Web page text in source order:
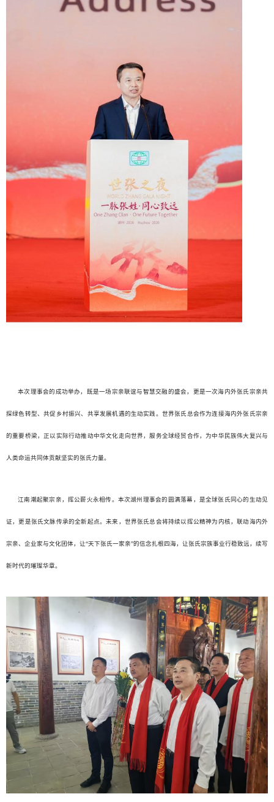
本次理事会的成功举办，既是一场宗亲联谊与智慧交融的盛会，更是一次海内外张氏宗亲共
探绿色转型、共促乡村振兴、共享发展机遇的生动实践。世界张氏总会作为连接海内外张氏宗亲
的重要桥梁，正以实际行动推动中华文化走向世界，服务全球经贸合作，为中华民族伟大复兴与
人类命运共同体贡献坚实的张氏力量。
江南潮起聚宗亲，挥公薪火永相传。本次湖州理事会的圆满落幕，是全球张氏同心的生动见
证，更是张氏文脉传承的全新起点。未来，世界张氏总会将持续以挥公精神为内核，联动海内外
宗亲、企业家与文化团体，让“天下张氏一家亲”的信念扎根四海，让张氏宗族事业行稳致远，续写
新时代的璀璨华章。